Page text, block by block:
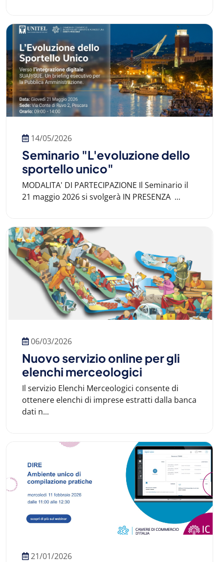
14/05/2026
Seminario "L'evoluzione dello
sportello unico"
MODALITA' DI PARTECIPAZIONE Il Seminario il
21 maggio 2026 si svolgerà IN PRESENZA ...
06/03/2026
Nuovo servizio online per gli
elenchi merceologici
Il servizio Elenchi Merceologici consente di
ottenere elenchi di imprese estratti dalla banca
dati n...
21/01/2026